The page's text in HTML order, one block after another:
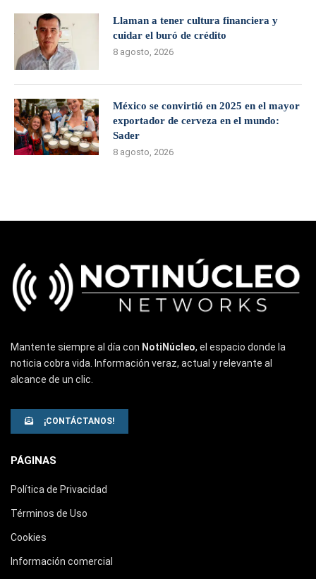
Llaman a tener cultura financiera y
cuidar el buró de crédito
8 agosto, 2026
México se convirtió en 2025 en el mayor
exportador de cerveza en el mundo:
Sader
8 agosto, 2026
Mantente siempre al día con NotiNúcleo, el espacio donde la
noticia cobra vida. Información veraz, actual y relevante al
alcance de un clic.
¡CONTÁCTANOS!
PÁGINAS
Política de Privacidad
Términos de Uso
Cookies
Información comercial